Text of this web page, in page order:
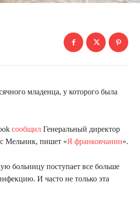
младенца, у которого была
сообщил Генеральный директор
Мельник, пишет «Я франковчанин».
больницу поступает все больше
И часто не только эта